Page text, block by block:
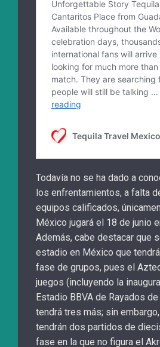
Todavía no se ha dado a
los enfrentamientos, a falta
equipos calificados,
México jugará el 18 de junio
Además, cabe destacar que
estadio en México que
fase de grupos, pues el
juegos (incluyendo la
Estadio BBVA de Rayados
tendrá tres más; sin
tendrán dos partidos de
fase en la que no figura el